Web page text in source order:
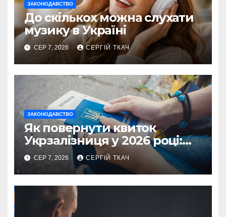
ЗАКОНОДАВСТВО
До скількох можна слухати
музику в Україні
СЕР 7, 2026 СЕРГІЙ ТКАЧ
ЗАКОНОДАВСТВО
Як повернути квиток
Укрзалізниця у 2026 році:
правила і суми
СЕР 7, 2026 СЕРГІЙ ТКАЧ